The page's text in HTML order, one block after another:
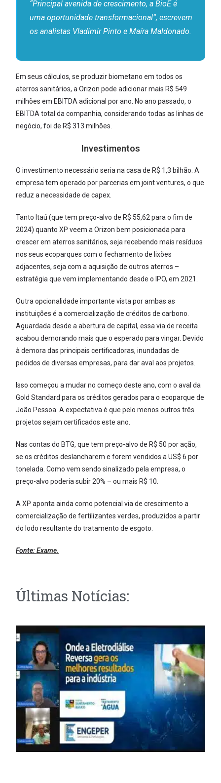
“Principal avenida de crescimento, a BioE é
uma oportunidade transformacional”, escrevem
os analistas Vladimir Pinto e Maíra Maldonado.
Em seus cálculos, se produzir biometano em todos os
aterros sanitários, a Orizon pode adicionar mais R$ 549
milhões em EBITDA adicional por ano. No ano passado, o
EBITDA total da companhia, considerando todas as linhas de
negócio, foi de R$ 313 milhões.
Investimentos
O investimento necessário seria na casa de R$ 1,3 bilhão. A
empresa tem operado por parcerias em joint ventures, o que
reduz a necessidade de capex.
Tanto Itaú (que tem preço-alvo de R$ 55,62 para o fim de
2024) quanto XP veem a Orizon bem posicionada para
crescer em aterros sanitários, seja recebendo mais resíduos
nos seus ecoparques com o fechamento de lixões
adjacentes, seja com a aquisição de outros aterros –
estratégia que vem implementando desde o IPO, em 2021.
Outra opcionalidade importante vista por ambas as
instituições é a comercialização de créditos de carbono.
Aguardada desde a abertura de capital, essa via de receita
acabou demorando mais que o esperado para vingar. Devido
à demora das principais certificadoras, inundadas de
pedidos de diversas empresas, para dar aval aos projetos.
Isso começou a mudar no começo deste ano, com o aval da
Gold Standard para os créditos gerados para o ecoparque de
João Pessoa. A expectativa é que pelo menos outros três
projetos sejam certificados este ano.
Nas contas do BTG, que tem preço-alvo de R$ 50 por ação,
se os créditos deslancharem e forem vendidos a US$ 6 por
tonelada. Como vem sendo sinalizado pela empresa, o
preço-alvo poderia subir 20% – ou mais R$ 10.
A XP aponta ainda como potencial via de crescimento a
comercialização de fertilizantes verdes, produzidos a partir
do lodo resultante do tratamento de esgoto.
Fonte:Exame.
Últimas Notícias: